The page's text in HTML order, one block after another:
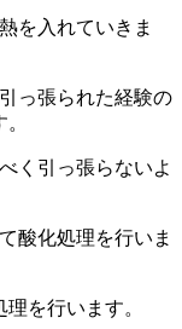
を入れていきま
っ張られた経験の
く引っ張らないよ
酸化処理を行いま
を行います。